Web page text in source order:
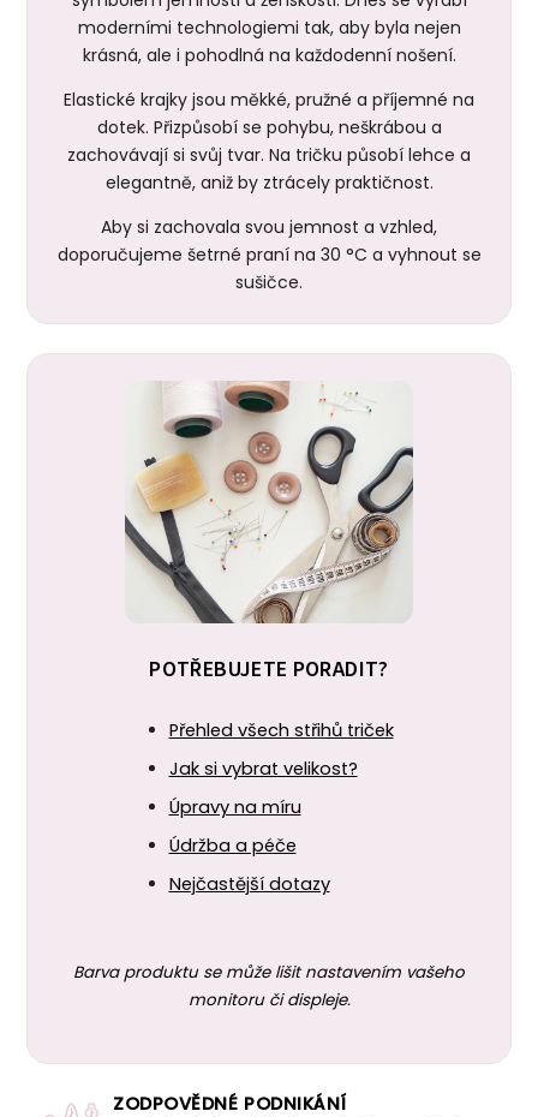
moderními technologiemi tak, aby byla nejen
krásná, ale i pohodlná na každodenní nošení.
Elastické krajky jsou měkké, pružné a příjemné na
dotek. Přizpůsobí se pohybu, neškrábou a
zachovávají si svůj tvar. Na tričku působí lehce a
elegantně, aniž by ztrácely praktičnost.
Aby si zachovala svou jemnost a vzhled,
doporučujeme šetrné praní na 30 °C a vyhnout se
sušičce.
POTŘEBUJETE PORADIT?
Přehled všech střihů triček
Jak si vybrat velikost?
Úpravy na míru
Údržba a péče
Nejčastější dotazy
Barva produktu se může lišit nastavením vašeho
monitoru či displeje.
ZODPOVĚDNÉ PODNIKÁNÍ